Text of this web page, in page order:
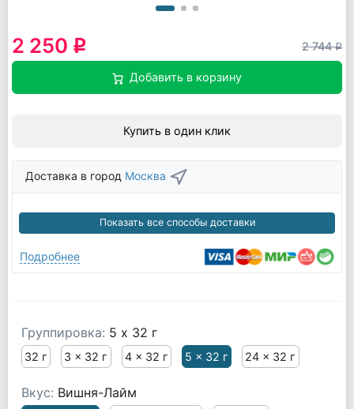
2 250 q 2 744q
Добавить в корзину
Купить в один клик
Доставка в город Москва
Показать все способы доставки
Подробнее
Группировка: 5 x 32 г
32 г 3 x 32 г 4 x 32 г 5 x 32 г 24 x 32 г
Вкус: Вишня-Лайм